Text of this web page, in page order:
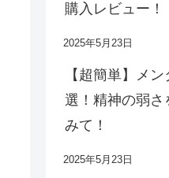
購入レビュー！
2025年5月23日
【超簡単】メ
選！精神の弱さ
みて！
2025年5月23日